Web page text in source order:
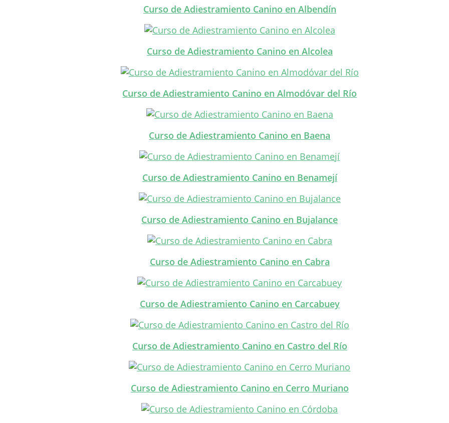
Curso de Adiestramiento Canino en Albendín
Curso de Adiestramiento Canino en Alcolea
Curso de Adiestramiento Canino en Almodóvar del Río
Curso de Adiestramiento Canino en Baena
Curso de Adiestramiento Canino en Benamejí
Curso de Adiestramiento Canino en Bujalance
Curso de Adiestramiento Canino en Cabra
Curso de Adiestramiento Canino en Carcabuey
Curso de Adiestramiento Canino en Castro del Río
Curso de Adiestramiento Canino en Cerro Muriano